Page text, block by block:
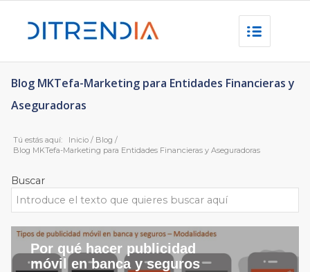
Blog MKTefa-Marketing para Entidades Financieras y
Aseguradoras
Tú estás aquí: Inicio / Blog /
Blog MKTefa-Marketing para Entidades Financieras y Aseguradoras
Buscar
Por qué hacer publicidad
móvil en banca y seguros